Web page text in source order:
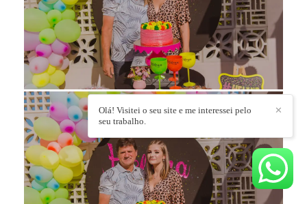
✕
Olá! Visitei o seu site e me interessei pelo
seu trabalho.